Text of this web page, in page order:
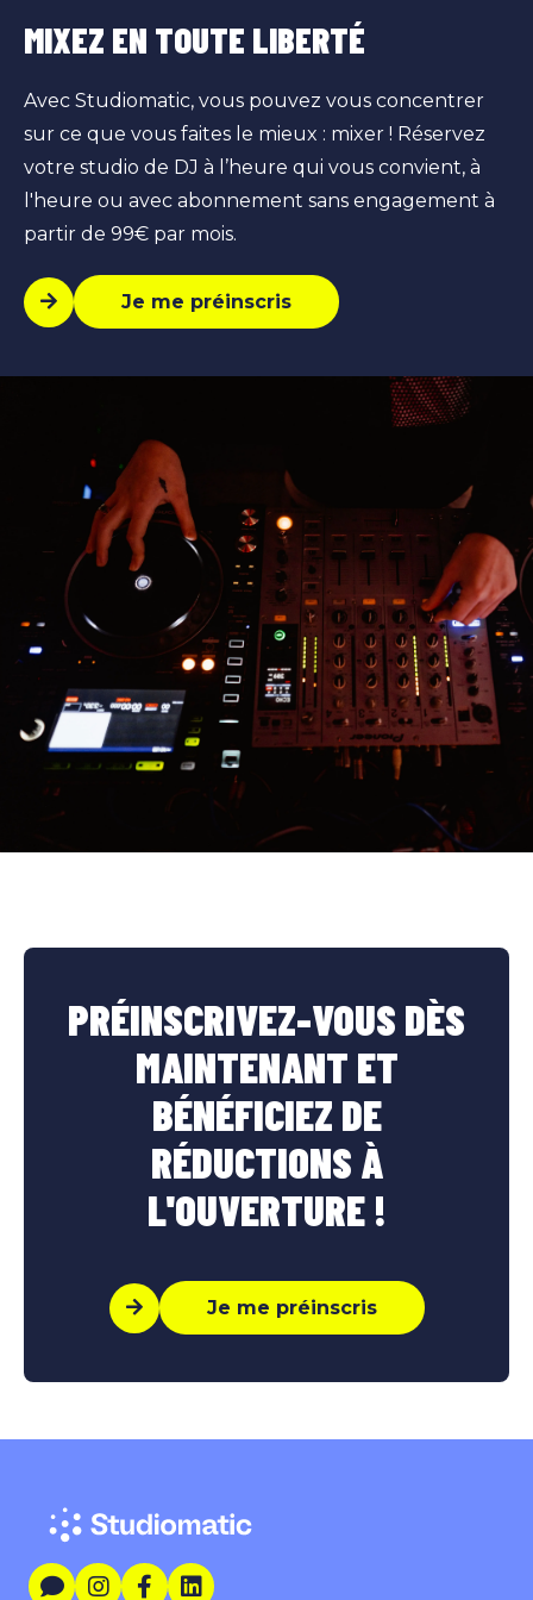
MIXEZ EN TOUTE LIBERTÉ
Avec Studiomatic, vous pouvez vous concentrer
sur ce que vous faites le mieux : mixer ! Réservez
votre studio de DJ à l’heure qui vous convient, à
l'heure ou avec abonnement sans engagement à
partir de 99€ par mois.
Je me préinscris
PRÉINSCRIVEZ-VOUS DÈS
MAINTENANT ET
BÉNÉFICIEZ DE
RÉDUCTIONS À
L'OUVERTURE !
Je me préinscris